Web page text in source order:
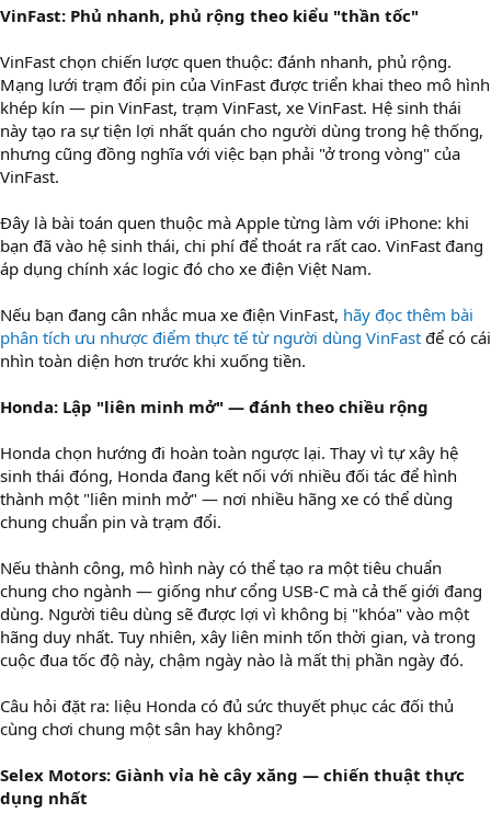
VinFast: Phủ nhanh, phủ rộng theo kiểu "thần tốc"
VinFast chọn chiến lược quen thuộc: đánh nhanh, phủ rộng.
Mạng lưới trạm đổi pin của VinFast được triển khai theo mô hình
khép kín — pin VinFast, trạm VinFast, xe VinFast. Hệ sinh thái
này tạo ra sự tiện lợi nhất quán cho người dùng trong hệ thống,
nhưng cũng đồng nghĩa với việc bạn phải "ở trong vòng" của
VinFast.
Đây là bài toán quen thuộc mà Apple từng làm với iPhone: khi
bạn đã vào hệ sinh thái, chi phí để thoát ra rất cao. VinFast đang
áp dụng chính xác logic đó cho xe điện Việt Nam.
Nếu bạn đang cân nhắc mua xe điện VinFast, hãy đọc thêm bài
phân tích ưu nhược điểm thực tế từ người dùng VinFast để có cái
nhìn toàn diện hơn trước khi xuống tiền.
Honda: Lập "liên minh mở" — đánh theo chiều rộng
Honda chọn hướng đi hoàn toàn ngược lại. Thay vì tự xây hệ
sinh thái đóng, Honda đang kết nối với nhiều đối tác để hình
thành một "liên minh mở" — nơi nhiều hãng xe có thể dùng
chung chuẩn pin và trạm đổi.
Nếu thành công, mô hình này có thể tạo ra một tiêu chuẩn
chung cho ngành — giống như cổng USB-C mà cả thế giới đang
dùng. Người tiêu dùng sẽ được lợi vì không bị "khóa" vào một
hãng duy nhất. Tuy nhiên, xây liên minh tốn thời gian, và trong
cuộc đua tốc độ này, chậm ngày nào là mất thị phần ngày đó.
Câu hỏi đặt ra: liệu Honda có đủ sức thuyết phục các đối thủ
cùng chơi chung một sân hay không?
Selex Motors: Giành vỉa hè cây xăng — chiến thuật thực
dụng nhất